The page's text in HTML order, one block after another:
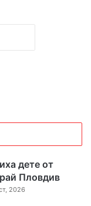
дете от
Пловдив
2026